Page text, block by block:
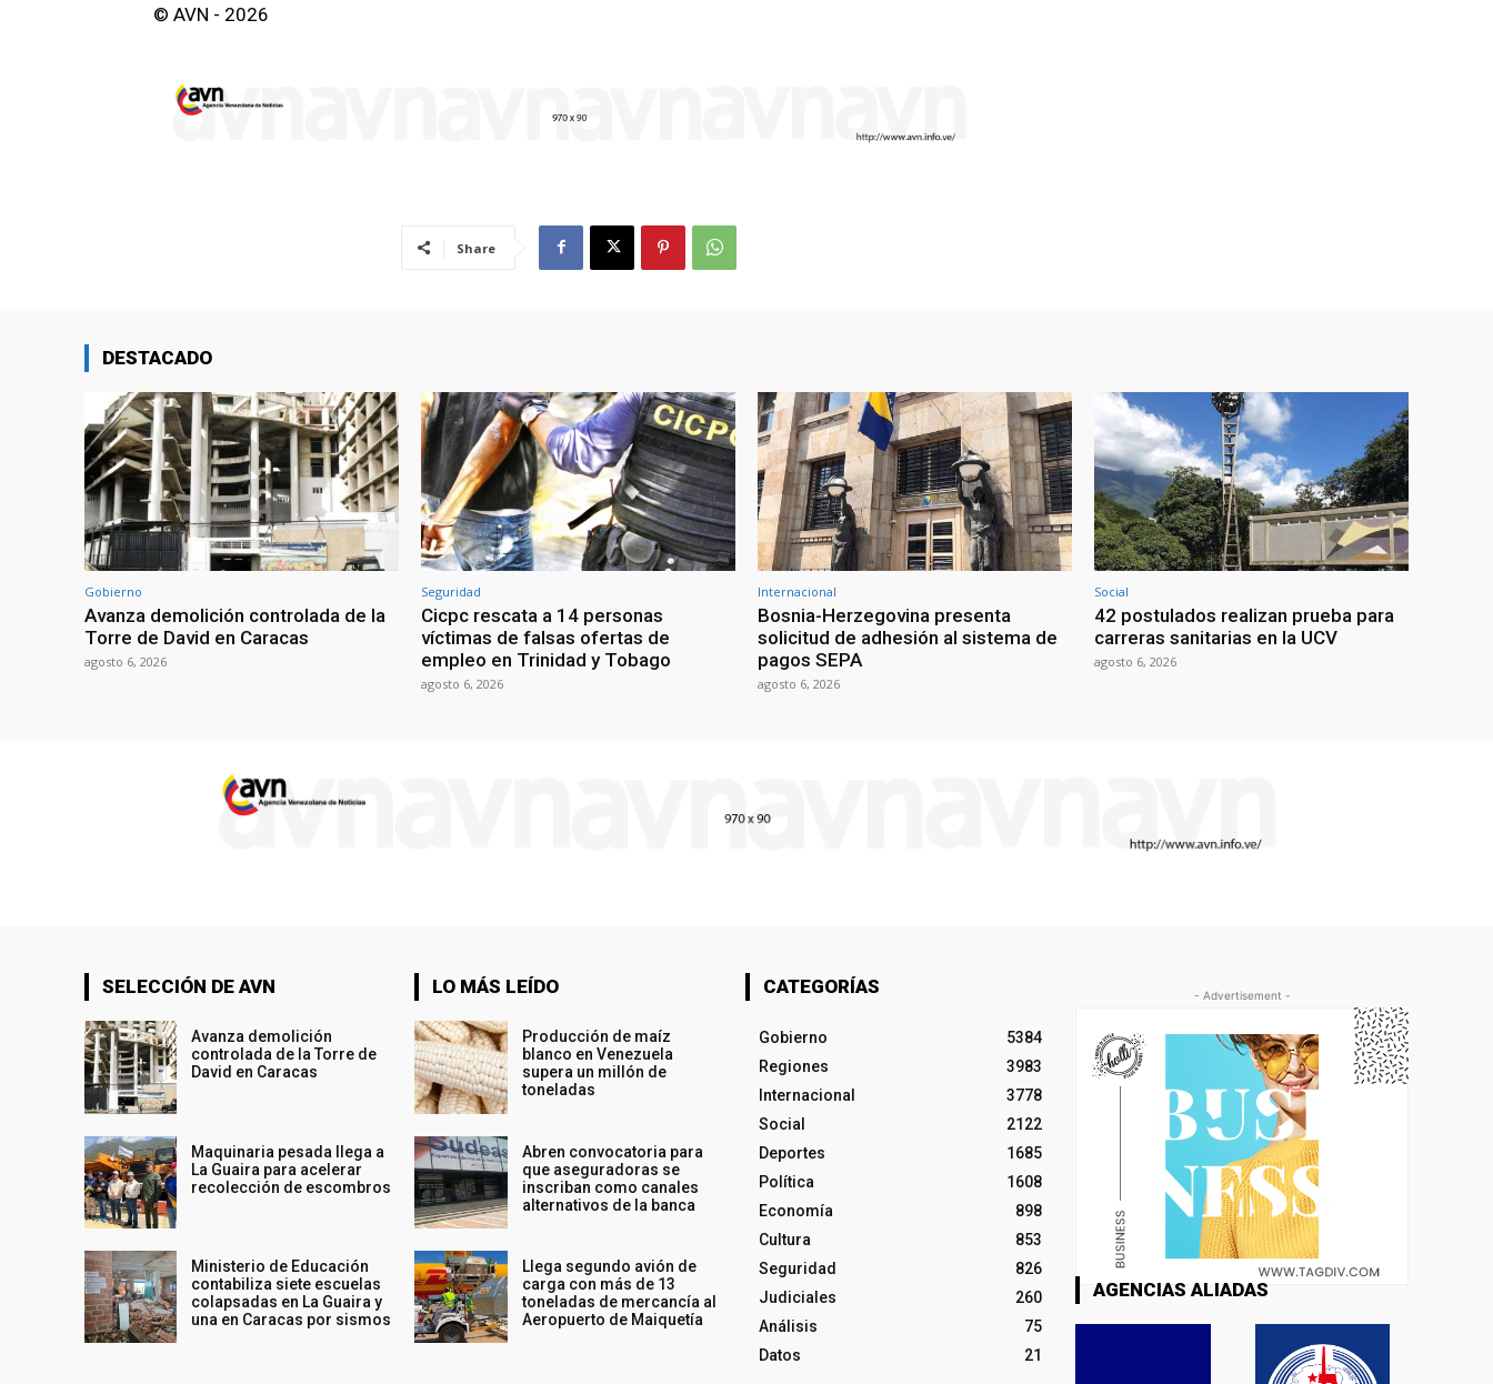
© AVN - 2026
Share
DESTACADO
Gobierno
Avanza demolición controlada de la
Torre de David en Caracas
agosto 6, 2026
Seguridad
Cicpc rescata a 14 personas
víctimas de falsas ofertas de
empleo en Trinidad y Tobago
agosto 6, 2026
Internacional
Bosnia-Herzegovina presenta
solicitud de adhesión al sistema de
pagos SEPA
agosto 6, 2026
Social
42 postulados realizan prueba para
carreras sanitarias en la UCV
agosto 6, 2026
SELECCIÓN DE AVN
Avanza demolición
controlada de la Torre de
David en Caracas
Maquinaria pesada llega a
La Guaira para acelerar
recolección de escombros
Ministerio de Educación
contabiliza siete escuelas
colapsadas en La Guaira y
una en Caracas por sismos
LO MÁS LEÍDO
Producción de maíz
blanco en Venezuela
supera un millón de
toneladas
Abren convocatoria para
que aseguradoras se
inscriban como canales
alternativos de la banca
Llega segundo avión de
carga con más de 13
toneladas de mercancía al
Aeropuerto de Maiquetía
CATEGORÍAS
Gobierno
5384
Regiones
3983
Internacional
3778
Social
2122
Deportes
1685
Política
1608
Economía
898
Cultura
853
Seguridad
826
Judiciales
260
Análisis
75
Datos
21
- Advertisement -
AGENCIAS ALIADAS